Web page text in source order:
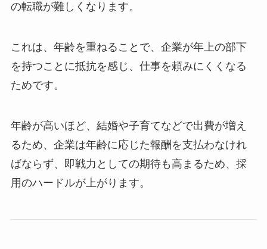
の転職が難しくなります。
これは、年齢を重ねることで、企業が年上の部下
を持つことに抵抗を感じ、仕事を頼みにくくなる
ためです。
年齢が高いほど、結婚や子育てなどで出費が増え
るため、企業は年齢に応じた報酬を支払わなけれ
ばならず、即戦力としての期待も高まるため、採
用のハードルが上がります。